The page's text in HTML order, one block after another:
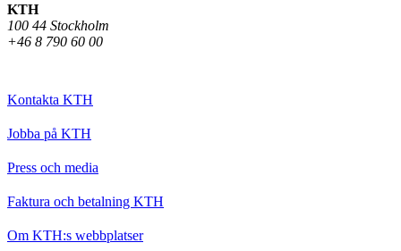
KTH
100 44 Stockholm
+46 8 790 60 00
Kontakta KTH
Jobba på KTH
Press och media
Faktura och betalning KTH
Om KTH:s webbplatser